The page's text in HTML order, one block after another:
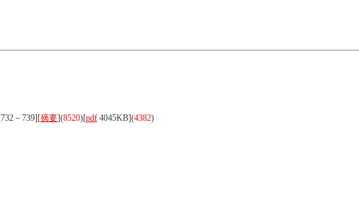
－739][摘要](8520)[pdf 4045KB](4382)